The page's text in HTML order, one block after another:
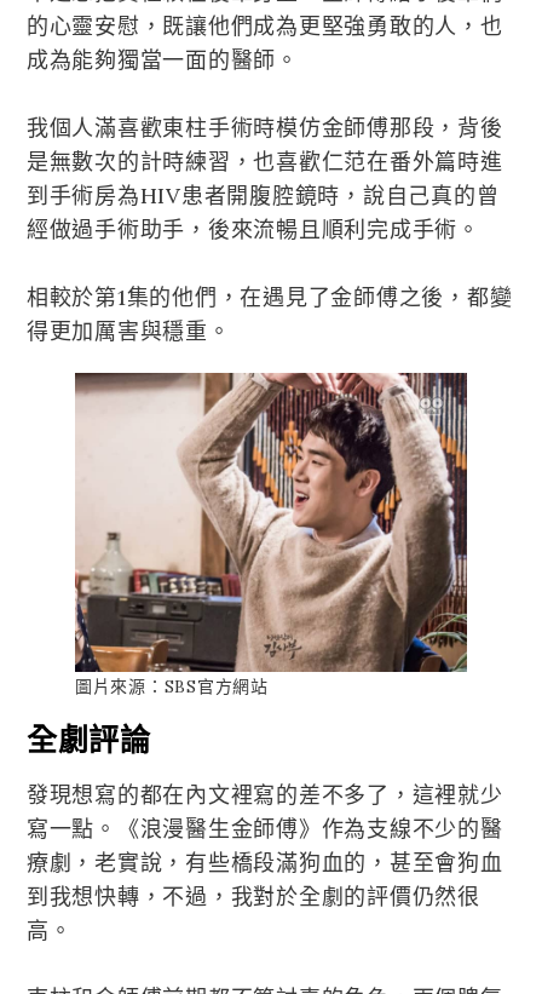
的心靈安慰，既讓他們成為更堅強勇敢的人，也
成為能夠獨當一面的醫師。
我個人滿喜歡東柱手術時模仿金師傅那段，背後
是無數次的計時練習，也喜歡仁范在番外篇時進
到手術房為HIV患者開腹腔鏡時，說自己真的曾
經做過手術助手，後來流暢且順利完成手術。
相較於第1集的他們，在遇見了金師傅之後，都變
得更加厲害與穩重。
圖片來源：SBS官方網站
全劇評論
發現想寫的都在內文裡寫的差不多了，這裡就少
寫一點。《浪漫醫生金師傅》作為支線不少的醫
療劇，老實說，有些橋段滿狗血的，甚至會狗血
到我想快轉，不過，我對於全劇的評價仍然很
高。